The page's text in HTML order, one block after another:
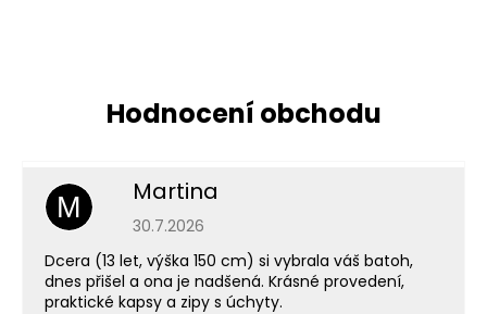
M Martina
Hodnocení obchodu je 5 z 5 hvězdiček.
30.7.2026
Dcera (13 let, výška 150 cm) si vybrala váš batoh,
dnes přišel a ona je nadšená. Krásné provedení,
praktické kapsy a zipy s úchyty.